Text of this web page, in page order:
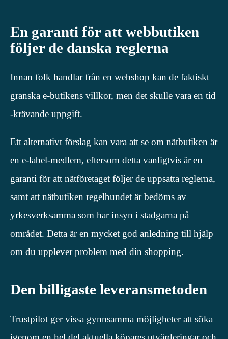
En garanti för att webbutiken
följer de danska reglerna
Innan folk handlar från en webshop kan de faktiskt
granska e-butikens villkor, men det skulle vara en tid
-krävande uppgift.
Ett alternativt förslag kan vara att se om nätbutiken är
en e-label-medlem, eftersom detta vanligtvis är en
garanti för att nätföretaget följer de uppsatta reglerna,
samt att nätbutiken regelbundet är bedöms av
yrkesverksamma som har insyn i stadgarna på
området. Detta är en mycket god anledning till hjälp
om du upplever problem med din shopping.
Den billigaste leveransmetoden
Trustpilot ger vissa gynnsamma möjligheter att söka